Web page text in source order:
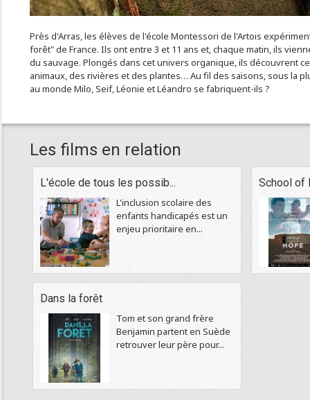
Près d'Arras, les élèves de l'école Montessori de l'Artois
forêt" de France. Ils ont entre 3 et 11 ans et, chaque matin, ils
du sauvage. Plongés dans cet univers organique, ils découvrent
animaux, des rivières et des plantes… Au fil des saisons, sous la
au monde Milo, Seif, Léonie et Léandro se fabriquent-ils ?
Les films en relation
L'école de tous les possib...
L'inclusion scolaire des
enfants handicapés est un
enjeu prioritaire en...
School of
Dans la forêt
Tom et son grand frère
Benjamin partent en Suède
retrouver leur père pour...